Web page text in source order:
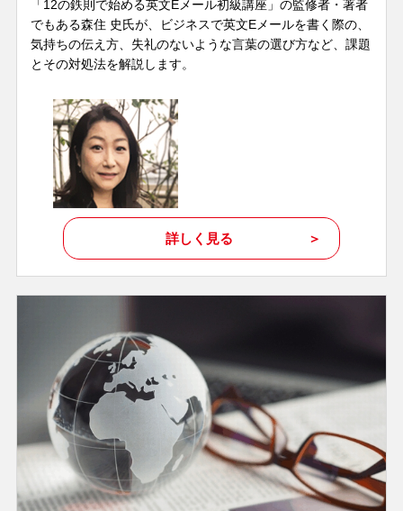
「12の鉄則で始める英文Eメール初級講座」の監修者・著者
でもある森住 史氏が、ビジネスで英文Eメールを書く際の、
気持ちの伝え方、失礼のないような言葉の選び方など、課題
とその対処法を解説します。
詳しく見る